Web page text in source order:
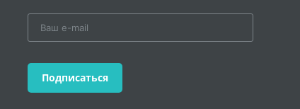
Подписаться